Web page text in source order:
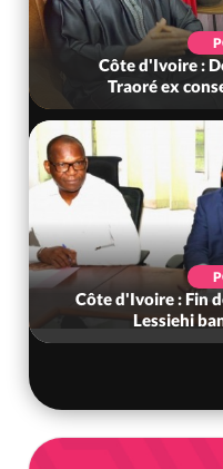
Côte d'Ivoire :
Traoré ex
Côte d'Ivoire : Fin
Lessiehi